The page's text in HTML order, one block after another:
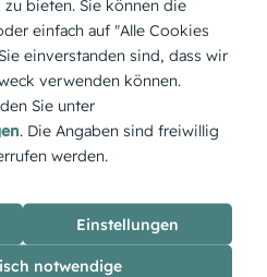
klare Formen: Diese Karte ruft
bieten. Sie können die
einfach auf "Alle Cookies
einverstanden sind, dass wir
verwenden können.
Sie unter
. Die Angaben sind freiwillig
werden.
Einstellungen
notwendige